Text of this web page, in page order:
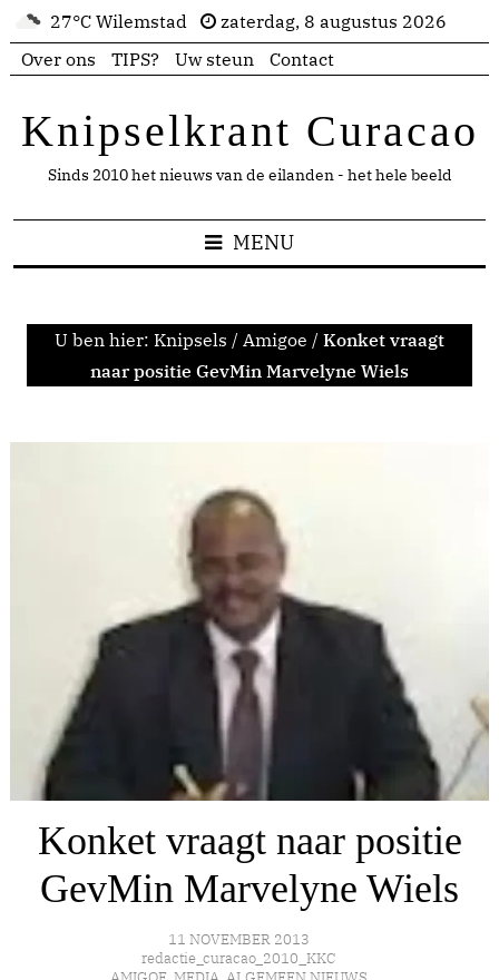
27°C Wilemstad
zaterdag, 8 augustus 2026
Over ons
TIPS? Uw steun Contact
Knipselkrant Curacao
Sinds 2010 het nieuws van de eilanden - het hele beeld
MENU
U ben hier: Knipsels / Amigoe / Konket vraagt
naar positie GevMin Marvelyne Wiels
Konket vraagt naar positie
GevMin Marvelyne Wiels
11 NOVEMBER 2013
redactie_curacao_2010_KKC